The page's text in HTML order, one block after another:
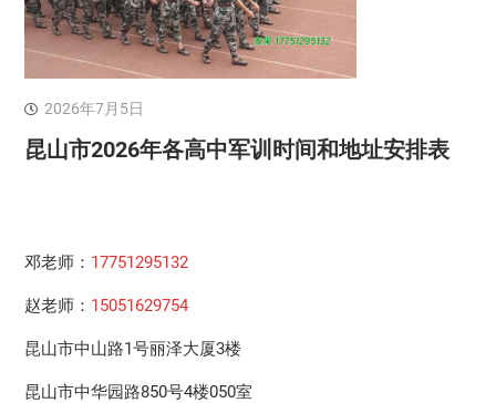
2026年7月5日
昆山市2026年各高中军训时间和地址安排表
邓老师： 17751295132
赵老师： 15051629754
昆山市中山路1号丽泽大厦3楼
昆山市中华园路850号4楼050室